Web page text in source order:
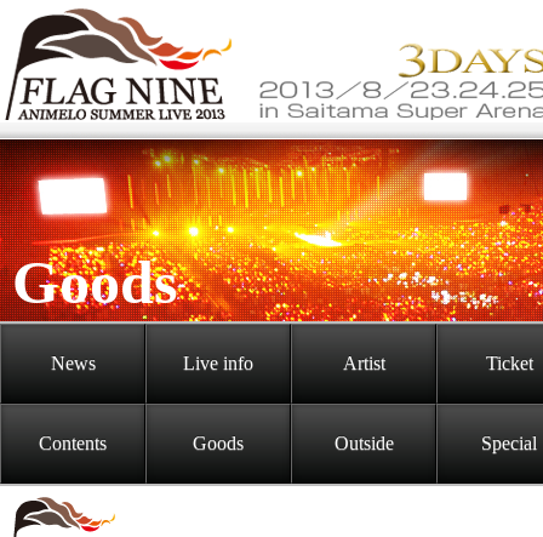
Goods
News Live info Artist Ticket
Contents Goods Outside Special